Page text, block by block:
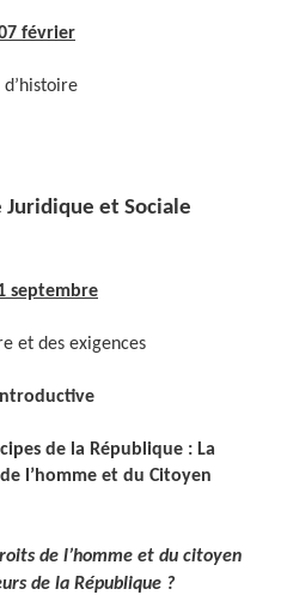
février
d’histoire
Juridique et Sociale
septembre
et des exigences
de la République : La
l’homme et du Citoyen
de l’homme et du citoyen
de la République ?